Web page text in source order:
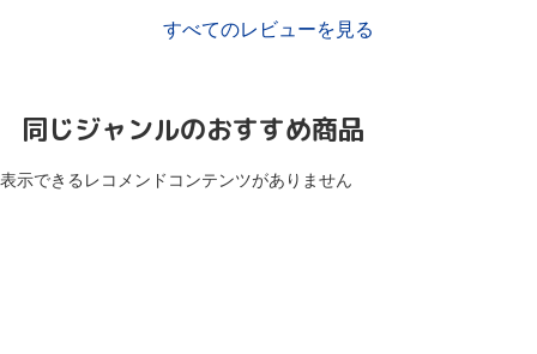
すべてのレビューを見る
同じジャンルのおすすめ商品
表示できるレコメンドコンテンツがありません